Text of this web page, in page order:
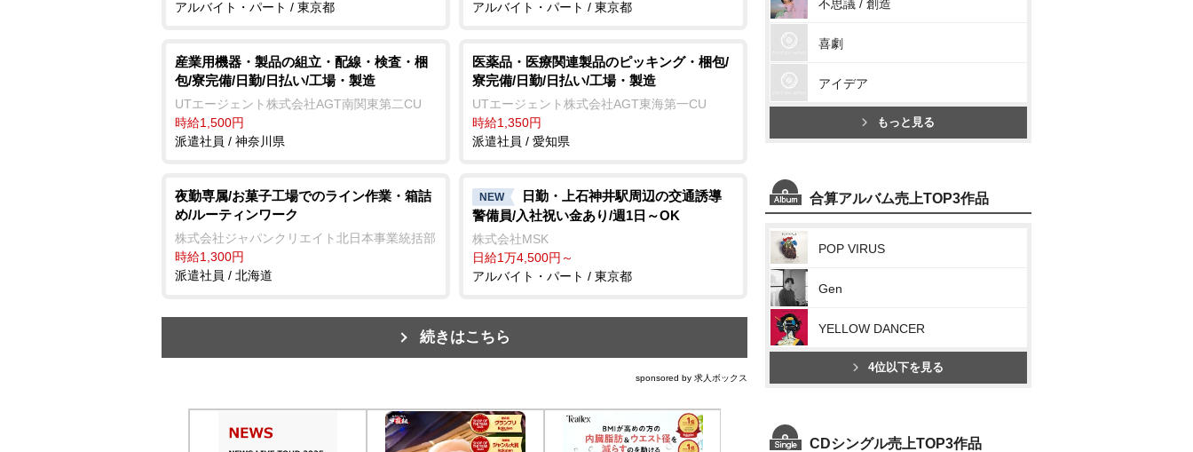
アルバイト・パート / 東京都
アルバイト・パート / 東京都
産業用機器・製品の組立・配線・検査・梱
包/寮完備/日勤/日払い/工場・製造
UTエージェント株式会社AGT南関東第二CU
時給1,500円
派遣社員 / 神奈川県
医薬品・医療関連製品のピッキング・梱包/
寮完備/日勤/日払い/工場・製造
UTエージェント株式会社AGT東海第一CU
時給1,350円
派遣社員 / 愛知県
夜勤専属/お菓子工場でのライン作業・箱詰
め/ルーティンワーク
株式会社ジャパンクリエイト北日本事業統括部
時給1,300円
派遣社員 / 北海道
NEW
日勤・上石神井駅周辺の交通誘導
警備員/入社祝い金あり/週1日～OK
株式会社MSK
日給1万4,500円～
アルバイト・パート / 東京都
続きはこちら
sponsored by 求人ボックス
不思議 / 創造
喜劇
アイデア
もっと見る
合算アルバム売上TOP3作品
POP VIRUS
Gen
YELLOW DANCER
4位以下を見る
CDシングル売上TOP3作品